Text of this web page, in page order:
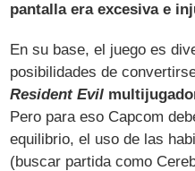
pantalla era excesiva e
En su base, el juego es
posibilidades de
Resident Evil
Pero para eso Capcom
equilibrio, el uso de las
(buscar partida como